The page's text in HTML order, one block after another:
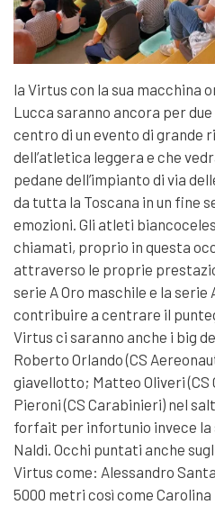
la Virtus con la sua macchina
Lucca saranno ancora per
centro di un evento di grande
dell’atletica leggera e che
pedane dell’impianto di via
da tutta la Toscana in un fine
emozioni. Gli atleti
chiamati, proprio in questa
attraverso le proprie
serie A Oro maschile e la
contribuire a centrare il
Virtus ci saranno anche i big
Roberto Orlando (CS
giavellotto; Matteo Oliveri (CS
Pieroni (CS Carabinieri) nel
forfait per infortunio invece la
Naldi. Occhi puntati anche
Virtus come: Alessandro
5000 metri così come